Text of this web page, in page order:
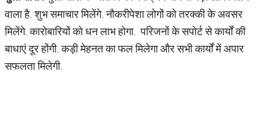
वाला है. शुभ समाचार मिलेंगे. नौकरीपेशा लोगों को तरक्की के अवसर
मिलेंगे. कारोबारियों को धन लाभ होगा. परिजनों के सपोर्ट से कार्यों की
बाधाएं दूर होंगी. कड़ी मेहनत का फल मिलेगा और सभी कार्यों में अपार
सफलता मिलेगी.